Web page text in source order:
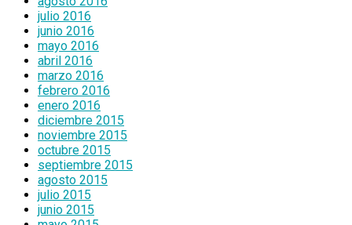
julio 2016
junio 2016
mayo 2016
abril 2016
marzo 2016
febrero 2016
enero 2016
diciembre 2015
noviembre 2015
octubre 2015
septiembre 2015
agosto 2015
julio 2015
junio 2015